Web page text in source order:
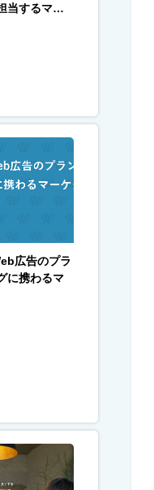
当するマー
広告のプラ
に携わるマ